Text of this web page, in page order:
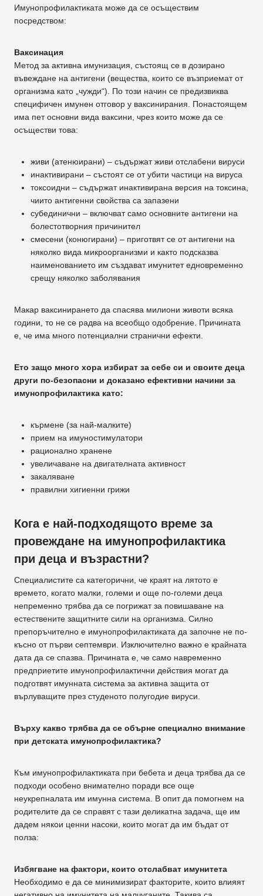
Имунопрофилактиката може да се осъществим
посредством:
Ваксинация
Метод за активна имунизация, състоящ се в дозирано
въвеждане на антигени (вещества, които се възприемат от
организма като „чужди“). По този начин се предизвиква
специфичен имунен отговор у ваксинирания. Понастоящем
има пет основни вида ваксини, чрез които може да се
осъществи това:
живи (атенюирани) – съдържат живи отслабени вируси
инактивирани – състоят се от убити частици на вируса
токсоидни – съдържат инактивирана версия на токсина,
чиито антигенни свойства са запазени
субединични – включват само основните антигени на
болестотворния причинител
смесени (конюгирани) – приготвят се от антигени на
няколко вида микроорганизми и както подсказва
наименованието им създават имунитет едновременно
срещу няколко заболявания
Макар ваксинирането да спасява милиони животи всяка
години, то не се радва на всеобщо одобрение. Причината
е, че има много потенциални странични ефекти.
Ето защо много хора избират за себе си и своите деца
други по-безопасни и доказано ефективни начини за
имунопрофилактика като:
кърмене (за най-малките)
прием на имуностимулатори
рационално хранене
увеличаване на двигателната активност
закаляване
правилни хигиенни грижи
Кога е най-подходящото време за
провеждане на имунопрофилактика
при деца и възрастни?
Специалистите са категорични, че краят на лятото е
времето, когато малки, големи и още по-големи деца
непременно трябва да се погрижат за повишаване на
естествените защитните сили на организма. Силно
препоръчително е имунопрофилактиката да започне не по-
късно от първи септември. Изключително важно е крайната
дата да се спазва. Причината е, че само навременно
предприетите имунопрофилактични действия могат да
подготвят имунната система за активна защита от
върлуващите през студеното полугодие вируси.
Върху какво трябва да се обърне специално внимание
при детската имунопрофилактика?
Към имунопрофилактиката при бебета и деца трябва да се
подходи особено внимателно поради все още
неукрепналата им имунна система. В опит да помогнем на
родителите да се справят с тази деликатна задача, ще им
дадем някои ценни насоки, които могат да им бъдат от
полза:
Избягване на фактори, които отслабват имунитета
Необходимо е да се минимизират факторите, които влияят